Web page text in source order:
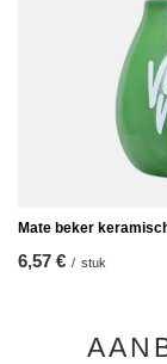
Mate beker
6,57 € / stuk